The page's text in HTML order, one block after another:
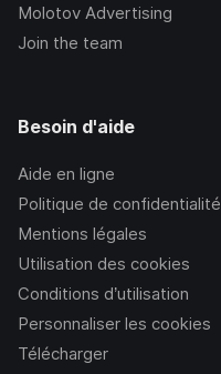
Molotov Advertising
Join the team
Besoin d'aide
Aide en ligne
Politique de confidentialité
Mentions légales
Utilisation des cookies
Conditions d’utilisation
Personnaliser les cookies
Télécharger